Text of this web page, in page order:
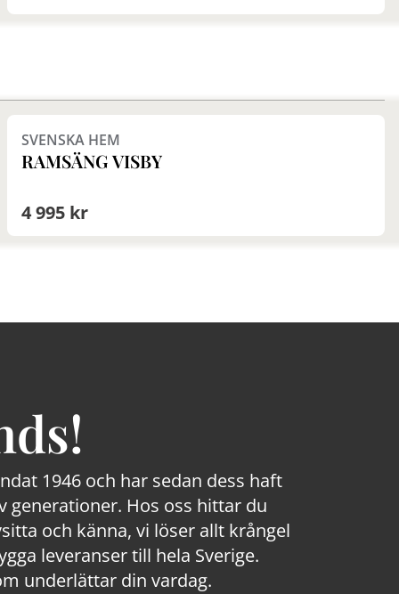
Finns i fler val (3)
SVENSKA HEM
RAMSÄNG VISBY
4 995 kr
1946 och har sedan dess haft
generationer. Hos oss hittar du
och känna, vi löser allt krångel
leveranser till hela Sverige.
underlättar din vardag.